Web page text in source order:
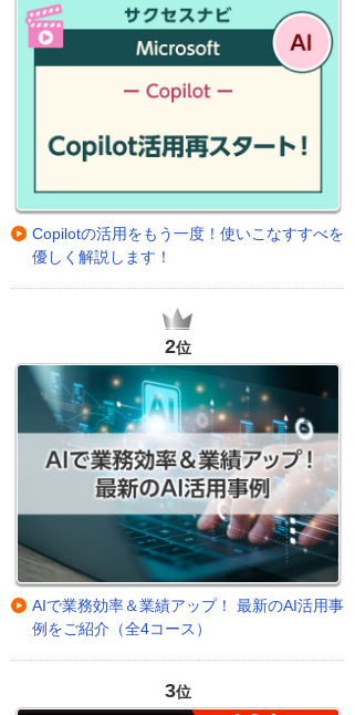
Copilotの活用をもう一度！使いこなすすべを
優しく解説します！
2位
AIで業務効率＆業績アップ！ 最新のAI活用事
例をご紹介（全4コース）
3位